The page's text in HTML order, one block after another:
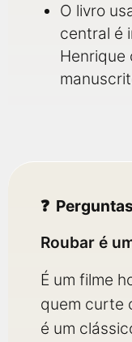
O livro
central é
Henrique
Roubar é
É um filme
quem curte
é um